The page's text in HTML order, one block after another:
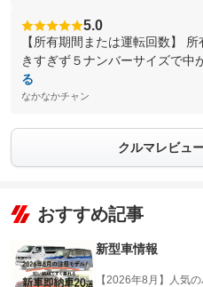
5.0
【所有期間または運転回数】
きすぎず５ナンバーサイズで中
る
なかなかチャン
クルマレビュ
おすすめ記事
新型車情報
【2026年8月】人気